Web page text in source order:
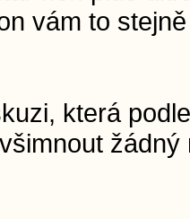
vám to
která